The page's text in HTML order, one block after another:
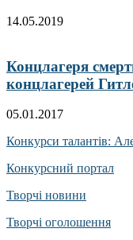
14.05.2019
Концлагеря
концлагерей
05.01.2017
Конкурси талантів:
Конкурсний портал
Творчі новини
Творчі оголошення